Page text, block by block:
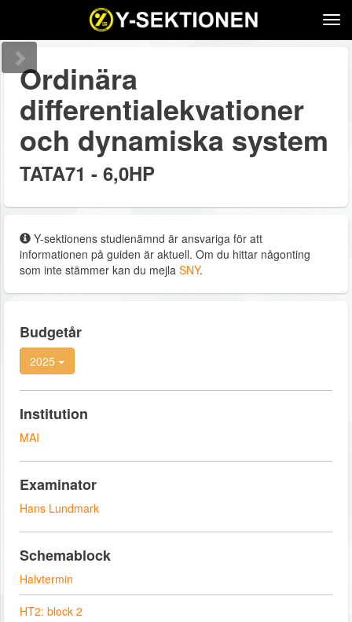
Ordinära
differentialekvationer
och dynamiska system
TATA71 - 6,0HP
Y-sektionens studienämnd är ansvariga för att
informationen på guiden är aktuell. Om du hittar någonting
som inte stämmer kan du mejla SNY.
Budgetår
2025
Institution
MAI
Examinator
Hans Lundmark
Schemablock
Halvtermin
HT2: block 2